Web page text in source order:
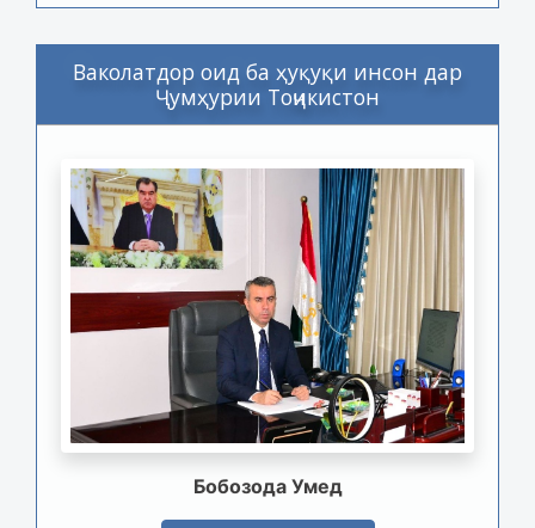
Ваколатдор оид ба ҳуқуқи инсон дар
Ҷумҳурии Тоҷикистон
Бобозода Умед